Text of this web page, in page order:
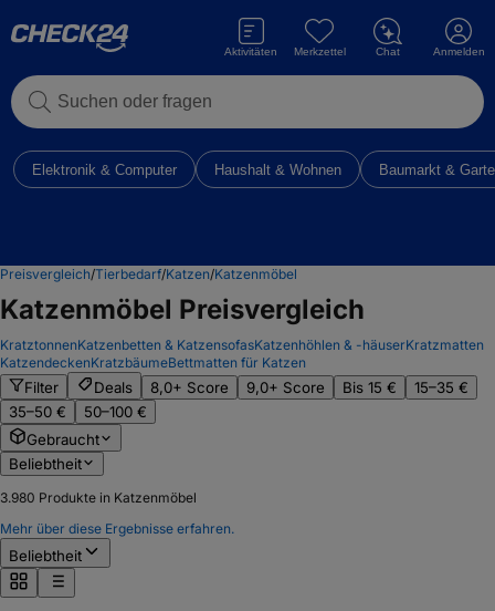
Suchen oder fragen
Aktivitäten Merkzettel Chat Anmelden
Elektronik & Computer Haushalt & Wohnen Baumarkt &
Preisvergleich/Tierbedarf/Katzen/Katzenmöbel
Katzenmöbel Preisvergleich
KratztonnenKatzenbetten & KatzensofasKatzenhöhlen & -häuserKratzmatten
KatzendeckenKratzbäumeBettmatten für Katzen
Filter Deals 8,0+ Score 9,0+ Score Bis 15 €
15–35 €
35–50 €
50–100 €
Gebraucht
Beliebtheit
3.980 Produkte in Katzenmöbel
Mehr über diese Ergebnisse erfahren.
Beliebtheit